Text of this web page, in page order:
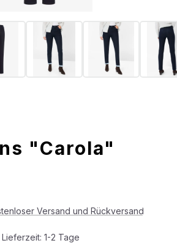
"Carola"
Versand und Rückversand
1-2 Tage